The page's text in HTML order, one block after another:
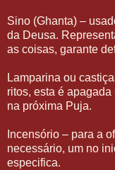
Sino (Ghanta) –
da Deusa.
as coisas, garante
Lamparina ou
ritos, esta é
na próxima Puja.
Incensório – para a
necessário, um no
especifica.